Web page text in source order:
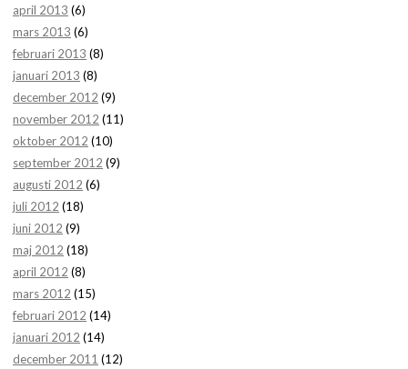
april 2013 (6)
mars 2013 (6)
februari 2013 (8)
januari 2013 (8)
december 2012 (9)
november 2012 (11)
oktober 2012 (10)
september 2012 (9)
augusti 2012 (6)
juli 2012 (18)
juni 2012 (9)
maj 2012 (18)
april 2012 (8)
mars 2012 (15)
februari 2012 (14)
januari 2012 (14)
december 2011 (12)